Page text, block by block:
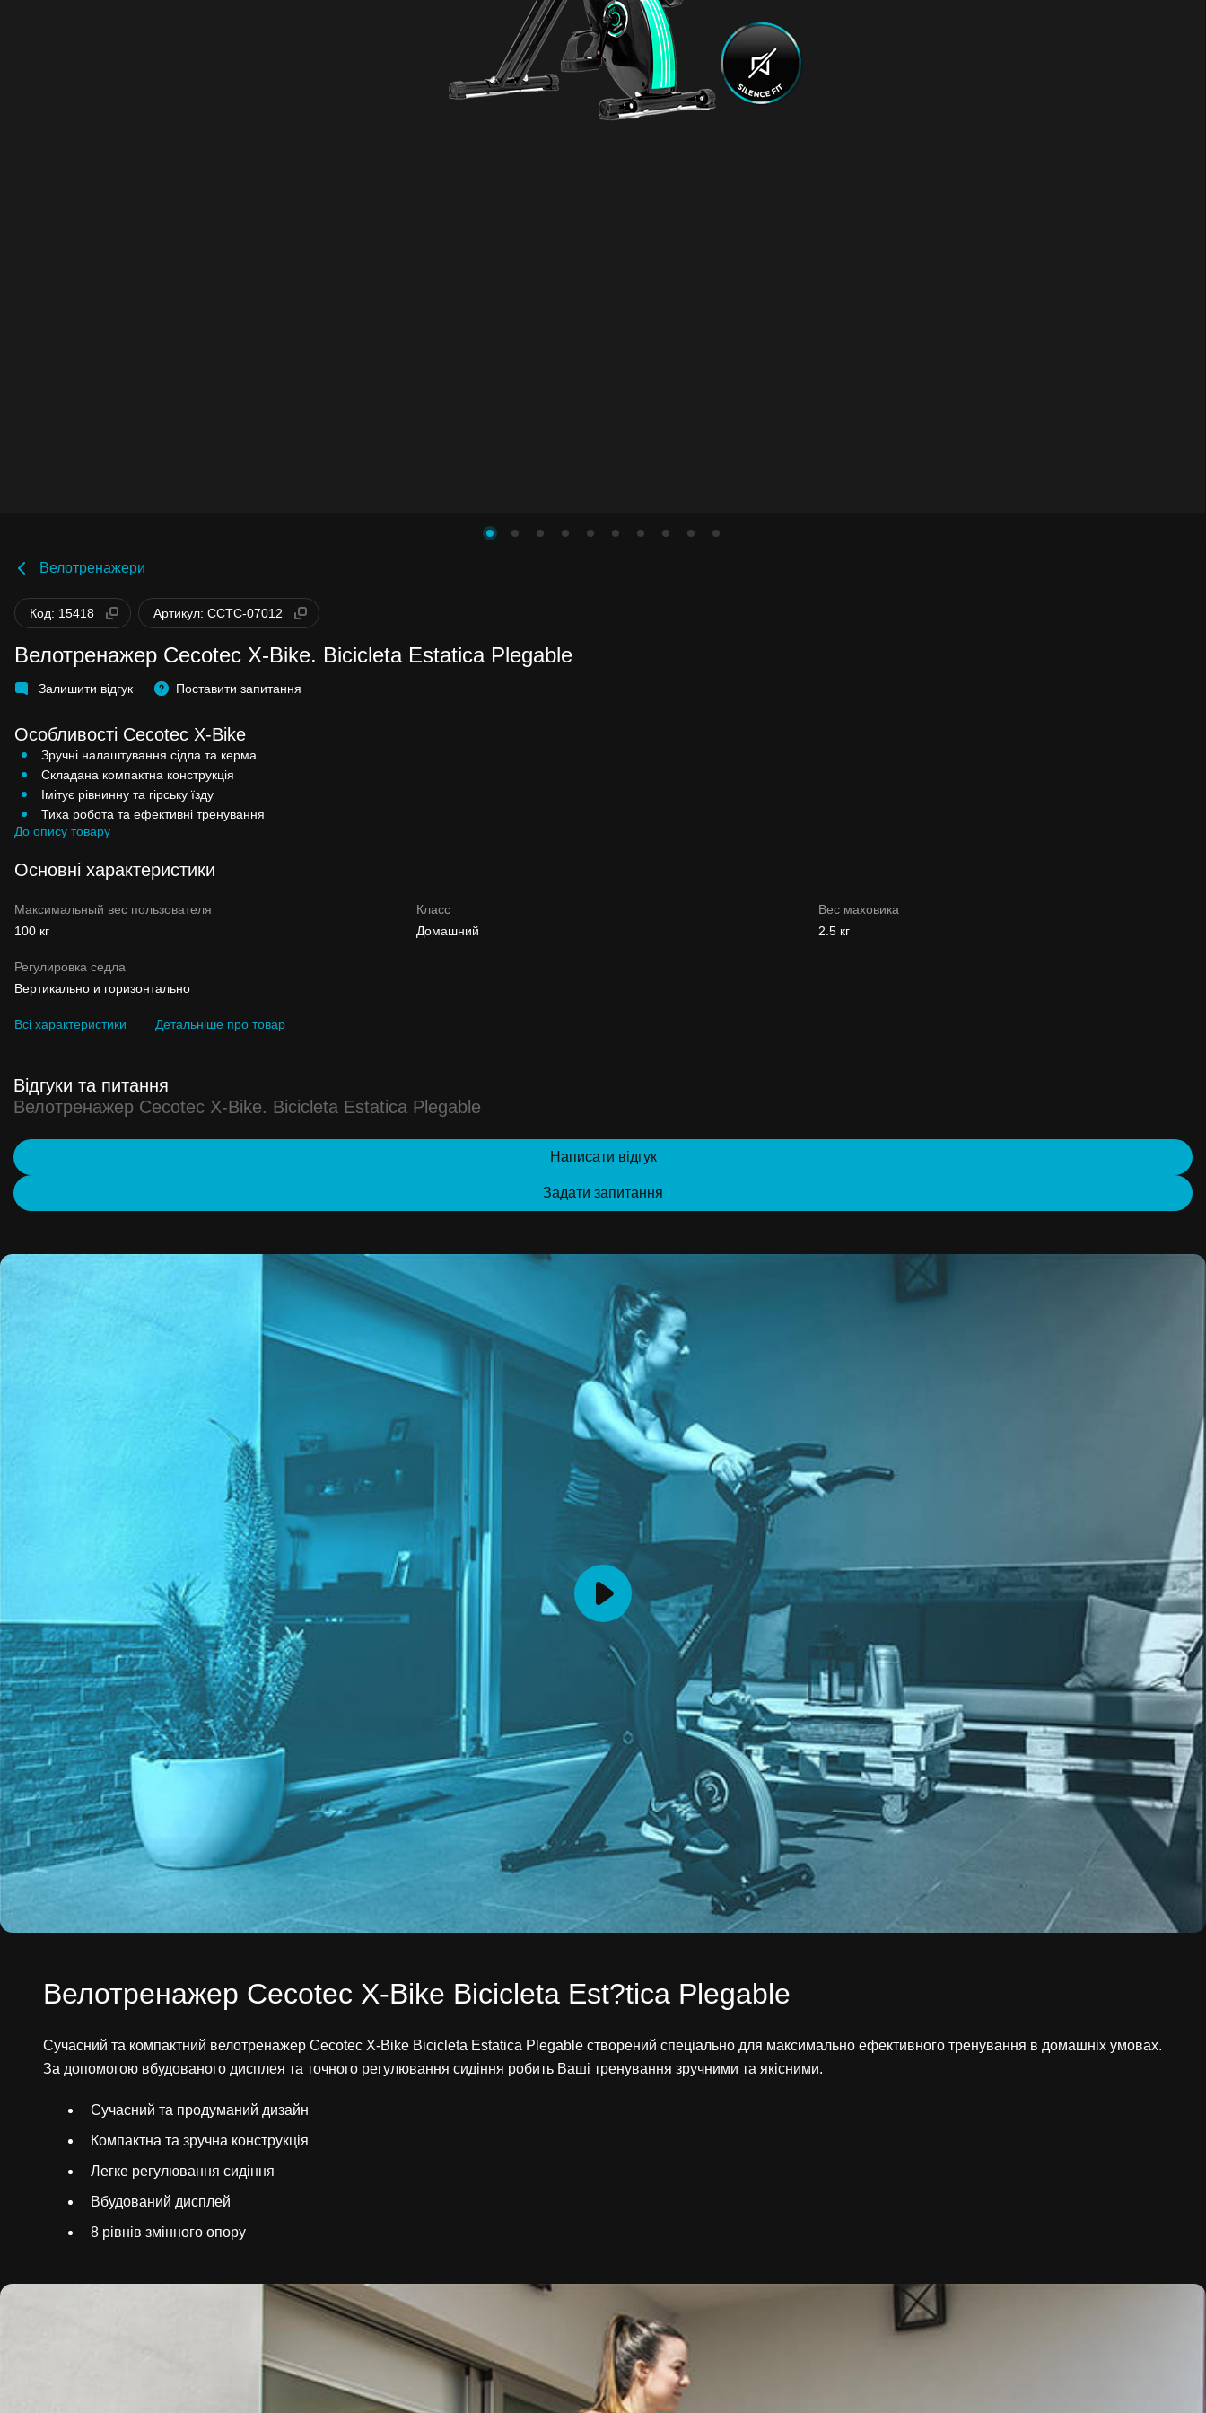
Велотренажери
Код: 15418 Артикул: CCTC-07012
Велотренажер Cecotec X-Bike. Bicicleta Estatica Plegable
Залишити відгук Поставити запитання
Особливості Cecotec X-Bike
Зручні налаштування сідла та керма
Складана компактна конструкція
Імітує рівнинну та гірську їзду
Тиха робота та ефективні тренування
До опису товару
Основні характеристики
Максимальный вес пользователя
100 кг
Класс
Домашний
Вес маховика
2.5 кг
Регулировка седла
Вертикально и горизонтально
Всі характеристики Детальніше про товар
Відгуки та питання
Велотренажер Cecotec X-Bike. Bicicleta Estatica Plegable
Написати відгук
Задати запитання
Велотренажер Cecotec X-Bike Bicicleta Est?tica Plegable
Сучасний та компактний велотренажер Cecotec X-Bike Bicicleta Estatica Plegable створений спеціально для максимально ефективного тренування в домашніх умовах.
За допомогою вбудованого дисплея та точного регулювання сидіння робить Ваші тренування зручними та якісними.
Сучасний та продуманий дизайн
Компактна та зручна конструкція
Легке регулювання сидіння
Вбудований дисплей
8 рівнів змінного опору